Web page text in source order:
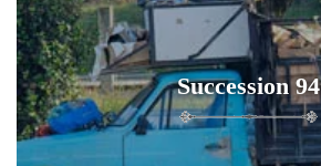
Succession 94